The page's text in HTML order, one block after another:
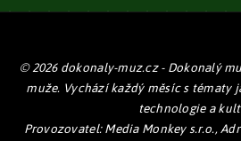
© 2026 dokonaly-muz.cz - Dokonalý
muže. Vychází každý měsíc s tématy
technologie a
Provozovatel: Media Monkey s.r.o.,